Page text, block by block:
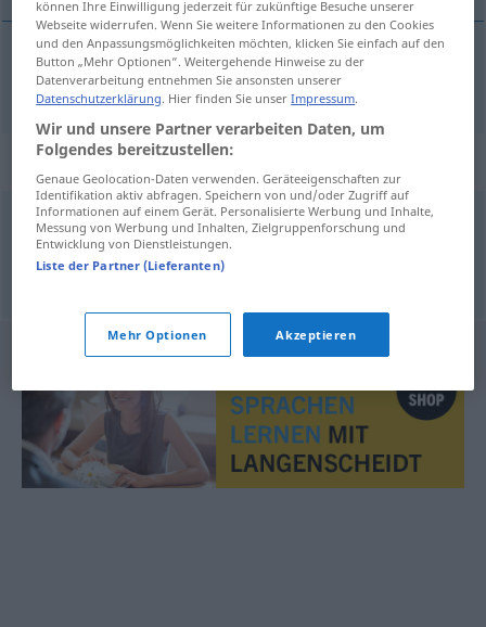
[bào],报纸[bàozhǐ] Zeitung
Synonyme für "Zeitung"
Blatt,Heft
können Ihre Einwilligung jederzeit für zukünftige Besuche unserer
Webseite widerrufen. Wenn Sie weitere Informationen zu den Cookies
und den Anpassungsmöglichkeiten möchten, klicken Sie einfach auf den
Button „Mehr Optionen“. Weitergehende Hinweise zu der
Datenverarbeitung entnehmen Sie ansonsten unserer
Datenschutzerklärung. Hier finden Sie unserImpressum.
Wir und unsere Partner verarbeiten Daten, um
Folgendes bereitzustellen:
Genaue Geolocation-Daten verwenden. Geräteeigenschaften zur
Identifikation aktiv abfragen. Speichern von und/oder Zugriff auf
Informationen auf einem Gerät. Personalisierte Werbung und Inhalte,
Messung von Werbung und Inhalten, Zielgruppenforschung und
Entwicklung von Dienstleistungen.
Liste der Partner (Lieferanten)
Mehr Optionen Akzeptieren